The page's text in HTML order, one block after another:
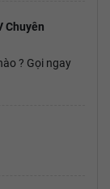
Chuyên
? Gọi ngay